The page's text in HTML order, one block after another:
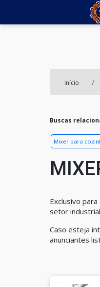
Início
Buscas
Mixer para
Exclusivo
setor
Caso esteja
anunciantes